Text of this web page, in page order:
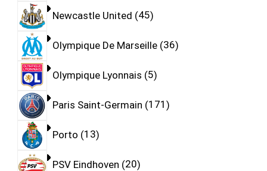
Newcastle United 45
Olympique De Marseille 36
Olympique Lyonnais 5
Paris Saint-Germain 171
Porto 13
PSV Eindhoven 20